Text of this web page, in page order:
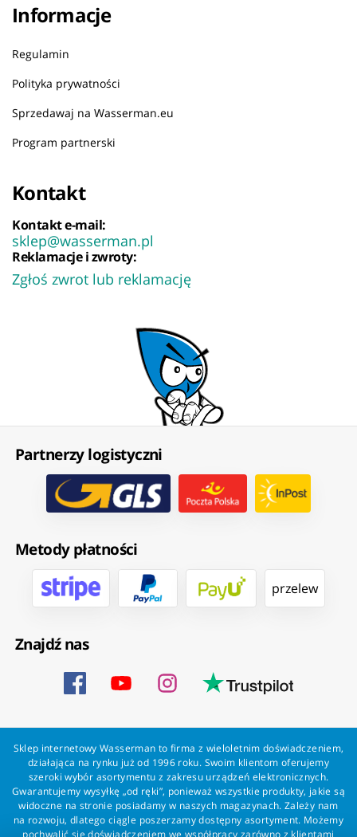
Informacje
Regulamin
Polityka prywatności
Sprzedawaj na Wasserman.eu
Program partnerski
Kontakt
Kontakt e-mail:
sklep@wasserman.pl
Reklamacje i zwroty:
Zgłoś zwrot lub reklamację
Partnerzy logistyczni
Metody płatności
przelew
Znajdź nas
Sklep internetowy Wasserman to firma z wieloletnim doświadczeniem,
działająca na rynku już od 1996 roku. Swoim klientom oferujemy
szeroki wybór asortymentu z zakresu urządzeń elektronicznych.
Gwarantujemy wysyłkę „od ręki”, ponieważ wszystkie produkty, jakie są
widoczne na stronie posiadamy w naszych magazynach. Zależy nam
na rozwoju, dlatego ciągle poszerzamy dostępny asortyment. Możemy
pochwalić się doświadczeniem we współpracy zarówno z klientami